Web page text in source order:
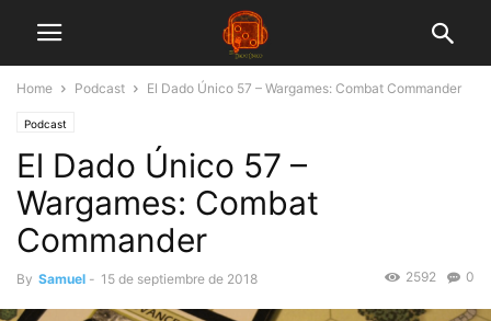
Home Podcast El Dado Único 57 – Wargames: Combat Commander
Podcast
El Dado Único 57 –
Wargames: Combat
Commander
By Samuel - 15 de septiembre de 2018 0
2592